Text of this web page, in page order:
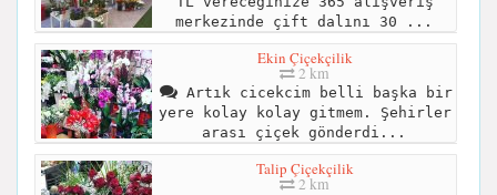
merkezinde çift dalını 30 ...
Ekin Çiçekçilik
2 km
Artık cicekcim belli başka bir
yere kolay kolay gitmem. Şehirler
arası çiçek gönderdi...
Talip Çiçekçilik
2 km